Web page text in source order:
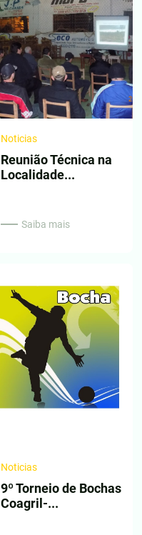
Noticias
Reunião Técnica na
Localidade...
Saiba mais
Noticias
9º Torneio de Bochas
Coagril-...